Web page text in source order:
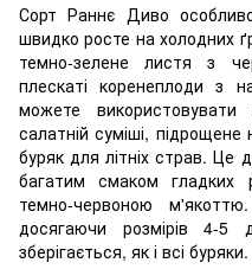
Сорт Раннє Диво
швидко росте на холодних
темно-зелене листя з
плескаті коренеплоди з
можете
салатній суміші,
буряк для літніх страв. Це
багатим смаком гладких
темно-червоною
досягаючи розмірів 4-
зберігається, як і всі буряки.